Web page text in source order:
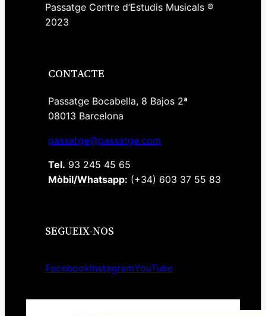
Passatge Centre d’Estudis Musicals ®
2023
CONTACTE
Passatge Bocabella, 8 Bajos 2ª
08013 Barcelona
passatge@passatge.com
Tel. 93 245 45 65
Mòbil/Whatsapp: (+34) 603 37 55 83
SEGUEIX-NOS
FacebookInstagramYouTube